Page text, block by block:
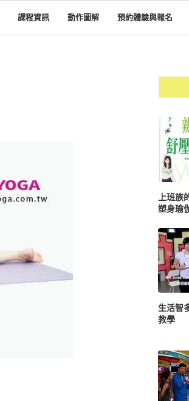
課程資訊 動作圖解 預約體驗與報名
上班族
塑身瑜
生活智
教學